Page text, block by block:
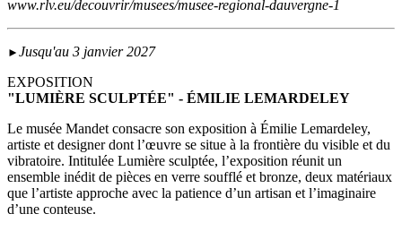
www.rlv.eu/decouvrir/musees/musee-regional-dauvergne-1
► Jusqu'au 3 janvier 2027
EXPOSITION
"LUMIÈRE SCULPTÉE" - ÉMILIE LEMARDELEY
Le musée Mandet consacre son exposition à Émilie Lemardeley,
artiste et designer dont l’œuvre se situe à la frontière du visible et du
vibratoire. Intitulée Lumière sculptée, l’exposition réunit un
ensemble inédit de pièces en verre soufflé et bronze, deux matériaux
que l’artiste approche avec la patience d’un artisan et l’imaginaire
d’une conteuse.